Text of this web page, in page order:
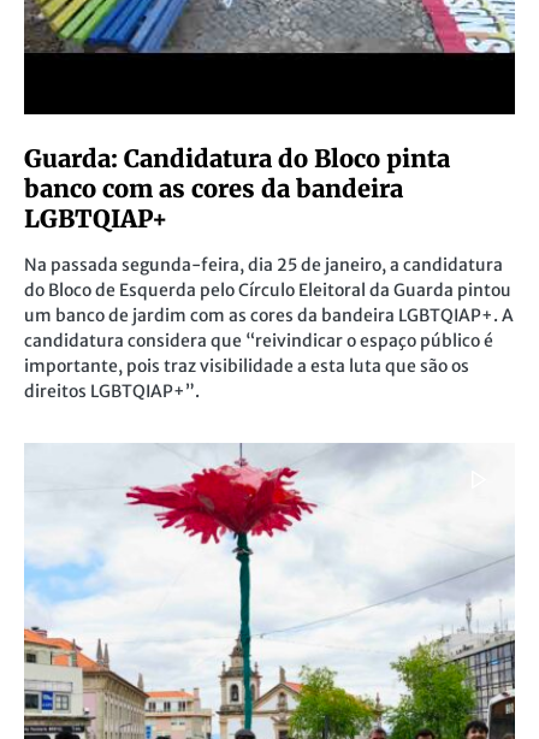
Guarda: Candidatura do Bloco pinta
banco com as cores da bandeira
LGBTQIAP+
Na passada segunda-feira, dia 25 de janeiro, a candidatura
do Bloco de Esquerda pelo Círculo Eleitoral da Guarda pintou
um banco de jardim com as cores da bandeira LGBTQIAP+. A
candidatura considera que “reivindicar o espaço público é
importante, pois traz visibilidade a esta luta que são os
direitos LGBTQIAP+”.